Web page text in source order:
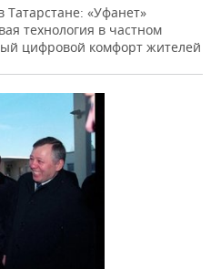
«Уфанет»
технология в частном
цифровой комфорт жителей